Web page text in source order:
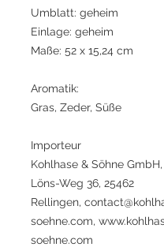
Umblatt: geheim
Einlage: geheim
Maße: 52 x 15,24 cm
Aromatik:
Gras, Zeder, Süße
Importeur
Kohlhase & Söhne
Löns-Weg 36, 25462
Rellingen,
soehne.com,
soehne.com